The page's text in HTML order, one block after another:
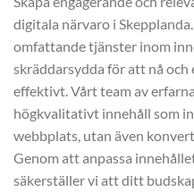
digitala närvaro i
omfattande tjänster inom
skräddarsydda för att nå och
effektivt. Vårt team av
högkvalitativt innehåll som
webbplats, utan även
Genom att anpassa
säkerställer vi att ditt